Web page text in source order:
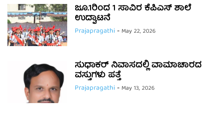
ಜೂ.1ರಿಂದ 1 ಸಾವಿರ ಕೆಪಿಎಸ್ ಶಾಲೆ
ಉದ್ಘಾಟನೆ
Prajapragathi- May 22, 2026
ಸುಧಾಕರ್ ನಿವಾಸದಲ್ಲಿ ವಾಮಾಚಾರದ
ವಸ್ತುಗಳು ಪತ್ತೆ
Prajapragathi- May 13, 2026